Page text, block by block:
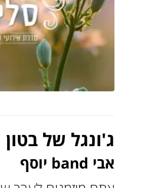
ג'ונגל של בטון
אבי band יוסף